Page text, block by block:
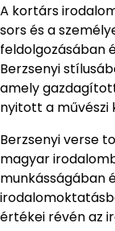
A kortárs
sors és a
feldolgozásában
Berzsenyi
amely
nyitott a művészi
Berzsenyi verse
magyar
munkásságában
értékei révén az